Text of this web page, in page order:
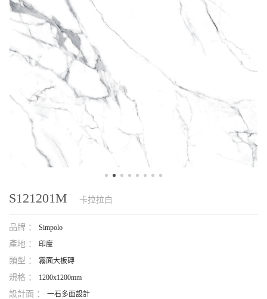
S121201M 卡拉拉白
品牌 ： Simpolo
產地 ： 印度
類型 ： 霧面大板磚
規格 ： 1200x1200mm
設計面 ： 一石多面設計